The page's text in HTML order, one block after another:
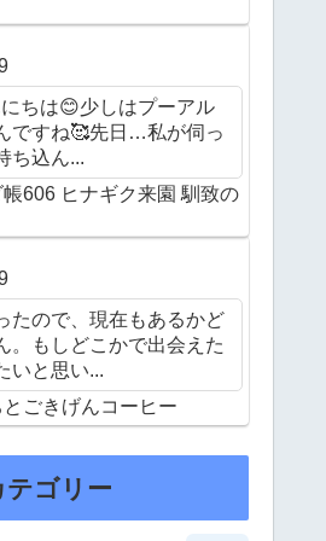
ちは😊少しはプーアル
ですね🥰先日…私が伺っ
ち込ん...
606 ヒナギク来園 馴致の
たので、現在もあるかど
。もしどこかで出会えた
いと思い...
ごきげんコーヒー
テゴリー